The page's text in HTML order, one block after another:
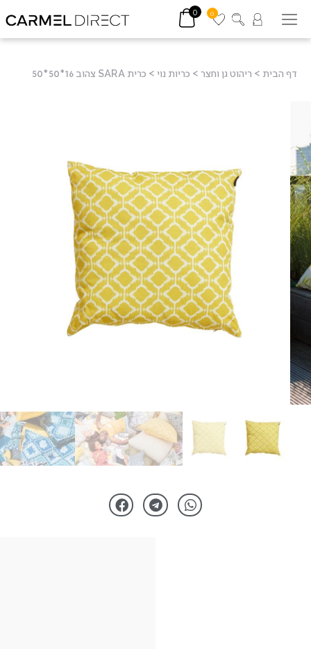
0
0
דף הבית > ריהוט גן וחצר > כריות נוי > כרית SARA צהוב 16*50*50